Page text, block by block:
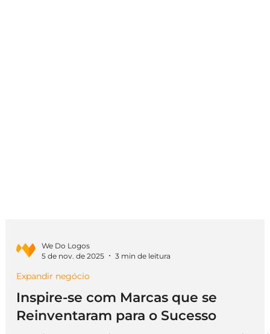
We Do Logos
5 de nov. de 2025
Expandir negócio
Inspire-se com Marcas que se